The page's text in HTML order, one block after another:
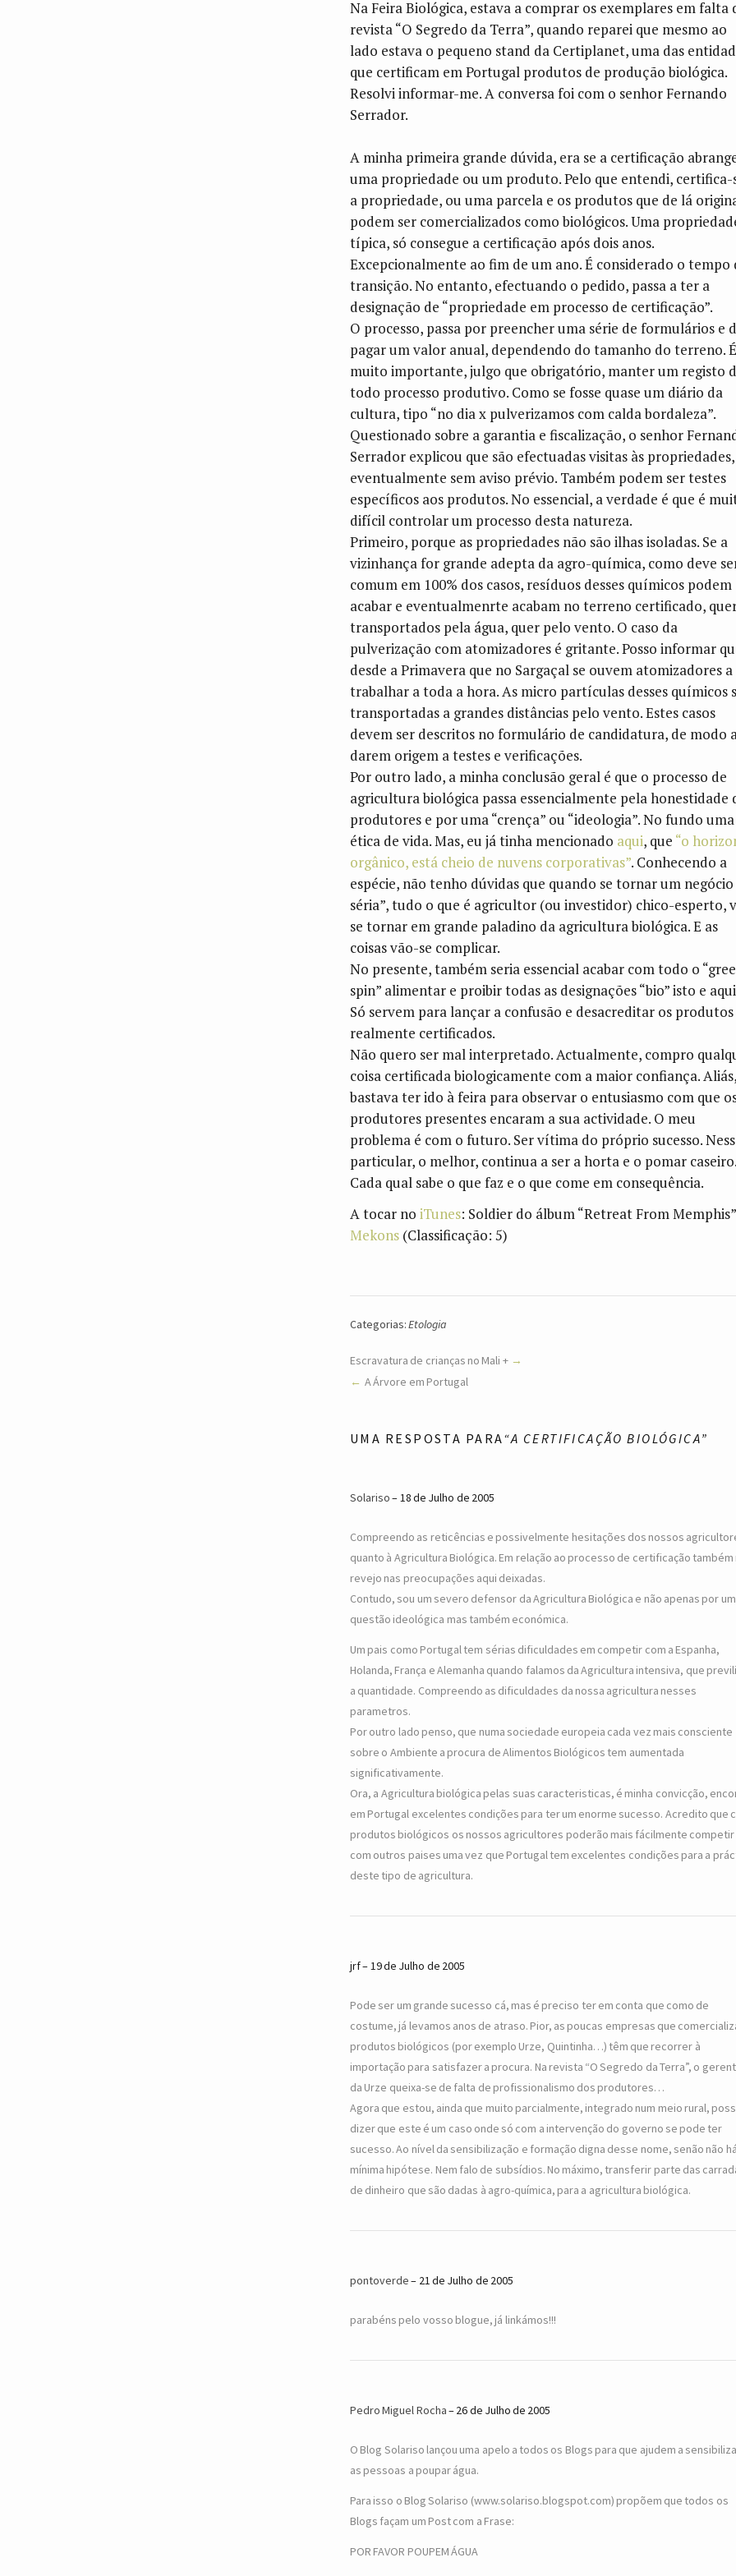
Na Feira Biológica, estava a comprar os exemplares em falta
revista “O Segredo da Terra”, quando reparei que mesmo ao
lado estava o pequeno stand da Certiplanet, uma das
que certificam em Portugal produtos de produção biológica.
Resolvi informar-me. A conversa foi com o senhor Fernando
Serrador.
A minha primeira grande dúvida, era se a certificação
uma propriedade ou um produto. Pelo que entendi, certifica-
a propriedade, ou uma parcela e os produtos que de lá
podem ser comercializados como biológicos. Uma
típica, só consegue a certificação após dois anos.
Excepcionalmente ao fim de um ano. É considerado o tempo
transição. No entanto, efectuando o pedido, passa a ter a
designação de “propriedade em processo de certificação”.
O processo, passa por preencher uma série de formulários e
pagar um valor anual, dependendo do tamanho do terreno. É
muito importante, julgo que obrigatório, manter um registo
todo processo produtivo. Como se fosse quase um diário da
cultura, tipo “no dia x pulverizamos com calda bordaleza”.
Questionado sobre a garantia e fiscalização, o senhor
Serrador explicou que são efectuadas visitas às propriedades,
eventualmente sem aviso prévio. Também podem ser testes
específicos aos produtos. No essencial, a verdade é que é
difícil controlar um processo desta natureza.
Primeiro, porque as propriedades não são ilhas isoladas. Se a
vizinhança for grande adepta da agro-química, como deve
comum em 100% dos casos, resíduos desses químicos podem
acabar e eventualmenrte acabam no terreno certificado,
transportados pela água, quer pelo vento. O caso da
pulverização com atomizadores é gritante. Posso informar
desde a Primavera que no Sargaçal se ouvem atomizadores a
trabalhar a toda a hora. As micro partículas desses químicos
transportadas a grandes distâncias pelo vento. Estes casos
devem ser descritos no formulário de candidatura, de modo
darem origem a testes e verificações.
Por outro lado, a minha conclusão geral é que o processo de
agricultura biológica passa essencialmente pela honestidade
produtores e por uma “crença” ou “ideologia”. No fundo uma
ética de vida. Mas, eu já tinha mencionado aqui, que “o
orgânico, está cheio de nuvens corporativas”. Conhecendo a
espécie, não tenho dúvidas que quando se tornar um negócio
séria”, tudo o que é agricultor (ou investidor) chico-esperto,
se tornar em grande paladino da agricultura biológica. E as
coisas vão-se complicar.
No presente, também seria essencial acabar com todo o
spin” alimentar e proibir todas as designações “bio” isto e
Só servem para lançar a confusão e desacreditar os produtos
realmente certificados.
Não quero ser mal interpretado. Actualmente, compro
coisa certificada biologicamente com a maior confiança. Aliás,
bastava ter ido à feira para observar o entusiasmo com que
produtores presentes encaram a sua actividade. O meu
problema é com o futuro. Ser vítima do próprio sucesso.
particular, o melhor, continua a ser a horta e o pomar caseiro.
Cada qual sabe o que faz e o que come em consequência.
A tocar no iTunes: Soldier do álbum “Retreat From Memphis”
Mekons (Classificação: 5)
Categorias:Etologia
Escravatura de crianças no Mali +
A Árvore em Portugal
UMA RESPOSTA PARA“A CERTIFICAÇÃO BIOLÓGICA”
Solariso 18 de Julho de 2005
Compreendo as reticências e possivelmente hesitações dos nossos
quanto à Agricultura Biológica. Em relação ao processo de certificação também
revejo nas preocupações aqui deixadas.
Contudo, sou um severo defensor da Agricultura Biológica e não apenas por
questão ideológica mas também económica.
Um pais como Portugal tem sérias dificuldades em competir com a Espanha,
Holanda, França e Alemanha quando falamos da Agricultura intensiva, que
a quantidade. Compreendo as dificuldades da nossa agricultura nesses
parametros.
Por outro lado penso, que numa sociedade europeia cada vez mais consciente
sobre o Ambiente a procura de Alimentos Biológicos tem aumentada
significativamente.
Ora, a Agricultura biológica pelas suas caracteristicas, é minha convicção,
em Portugal excelentes condições para ter um enorme sucesso. Acredito que
produtos biológicos os nossos agricultores poderão mais fácilmente competir
com outros paises uma vez que Portugal tem excelentes condições para a
deste tipo de agricultura.
jrf 19 de Julho de 2005
Pode ser um grande sucesso cá, mas é preciso ter em conta que como de
costume, já levamos anos de atraso. Pior, as poucas empresas que
produtos biológicos (por exemplo Urze, Quintinha…) têm que recorrer à
importação para satisfazer a procura. Na revista “O Segredo da Terra”, o
da Urze queixa-se de falta de profissionalismo dos produtores…
Agora que estou, ainda que muito parcialmente, integrado num meio rural,
dizer que este é um caso onde só com a intervenção do governo se pode ter
sucesso. Ao nível da sensibilização e formação digna desse nome, senão não
mínima hipótese. Nem falo de subsídios. No máximo, transferir parte das
de dinheiro que são dadas à agro-química, para a agricultura biológica.
pontoverde 21 de Julho de 2005
parabéns pelo vosso blogue, já linkámos!!!
Pedro Miguel Rocha 26 de Julho de 2005
O Blog Solariso lançou uma apelo a todos os Blogs para que ajudem a
as pessoas a poupar água.
Para isso o Blog Solariso (www.solariso.blogspot.com) propõem que todos os
Blogs façam um Post com a Frase:
POR FAVOR POUPEM ÁGUA